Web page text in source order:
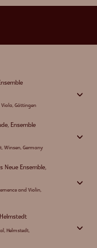
Viola, Göttingen
3
Ensemble
Winsen, Germany
3
Neue Ensemble,
and Violin,
3
Helmstedt,
3